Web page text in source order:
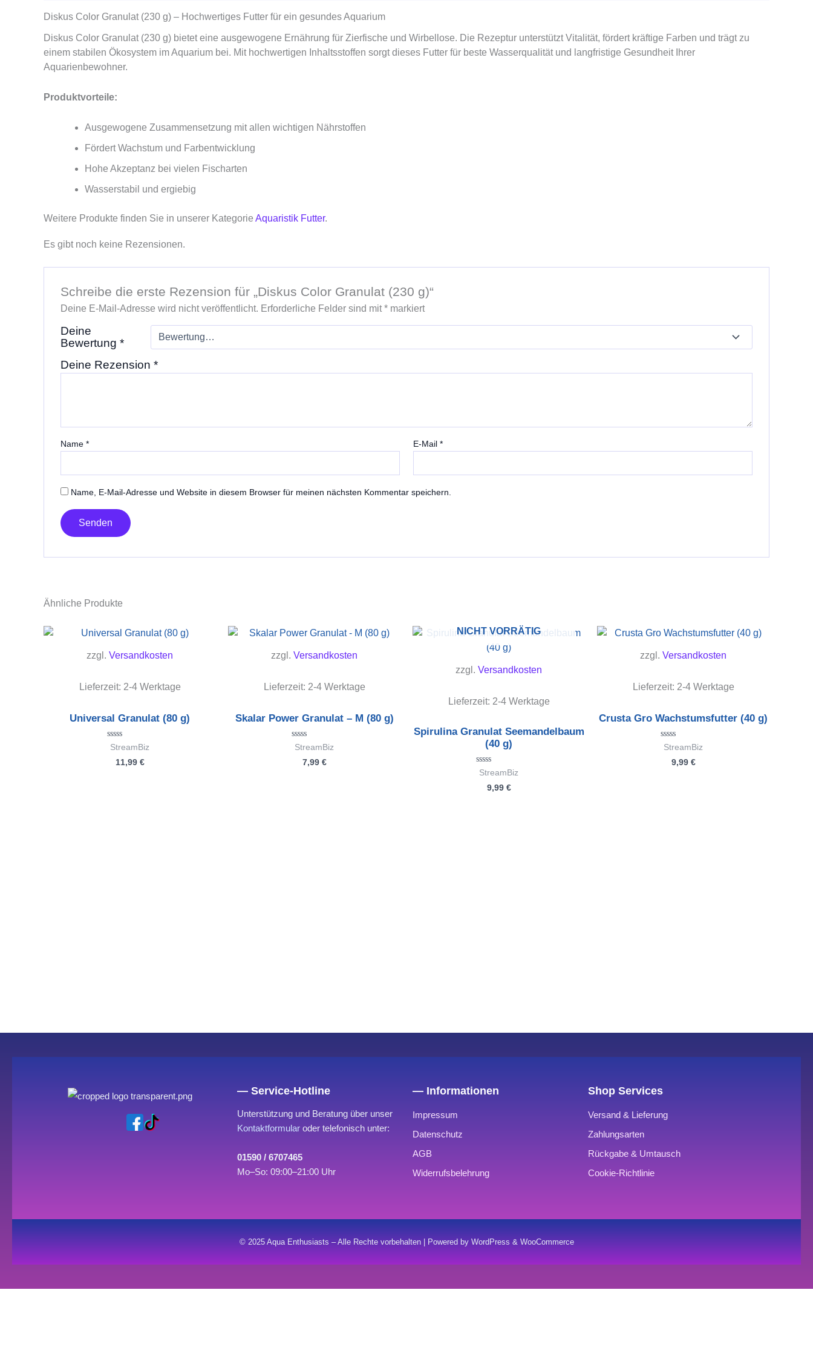
Diskus Color Granulat (230 g) – Hochwertiges Futter für ein gesundes Aquarium
Diskus Color Granulat (230 g) bietet eine ausgewogene Ernährung für Zierfische und Wirbellose. Die Rezeptur unterstützt Vitalität, fördert kräftige Farben und trägt zu
einem stabilen Ökosystem im Aquarium bei. Mit hochwertigen Inhaltsstoffen sorgt dieses Futter für beste Wasserqualität und langfristige Gesundheit Ihrer
Aquarienbewohner.
Produktvorteile:
Ausgewogene Zusammensetzung mit allen wichtigen Nährstoffen
Fördert Wachstum und Farbentwicklung
Hohe Akzeptanz bei vielen Fischarten
Wasserstabil und ergiebig
Weitere Produkte finden Sie in unserer Kategorie Aquaristik Futter.
Es gibt noch keine Rezensionen.
Schreibe die erste Rezension für „Diskus Color Granulat (230 g)“
Deine E-Mail-Adresse wird nicht veröffentlicht. Erforderliche Felder sind mit*markiert
Deine
Bewertung *
Deine Rezension *
Name * E-Mail*
Name, E-Mail-Adresse und Website in diesem Browser für meinen nächsten Kommentar speichern.
Ähnliche Produkte
zzgl. Versandkosten
Lieferzeit: 2-4 Werktage
Universal Granulat (80 g)
Bewertet
StreamBiz
11,99 €
zzgl. Versandkosten
Lieferzeit: 2-4 Werktage
Skalar Power Granulat – M (80 g)
Bewertet
StreamBiz
7,99 €
NICHT VORRÄTIG
zzgl. Versandkosten
Lieferzeit: 2-4 Werktage
Spirulina Granulat Seemandelbaum
(40 g)
Bewertet
StreamBiz
9,99 €
zzgl. Versandkosten
Lieferzeit: 2-4 Werktage
Crusta Gro Wachstumsfutter (40 g)
Bewertet
StreamBiz
9,99 €
— Service-Hotline
Unterstützung und Beratung über unser
Kontaktformular oder telefonisch unter:
01590 / 6707465
Mo–So: 09:00–21:00 Uhr
— Informationen
Impressum
Datenschutz
AGB
Widerrufsbelehrung
Shop Services
Versand & Lieferung
Zahlungsarten
Rückgabe & Umtausch
Cookie-Richtlinie
© 2025 Aqua Enthusiasts – Alle Rechte vorbehalten | Powered by WordPress & WooCommerce